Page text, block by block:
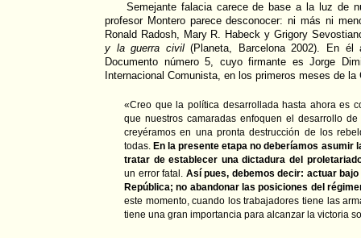
Semejante falacia carece de base a la luz de
profesor Montero parece desconocer: ni más ni
Ronald Radosh, Mary R. Habeck y Grigory
y la guerra civil(Planeta, Barcelona 2002). En él
Documento número 5, cuyo firmante es Jorge
Internacional Comunista, en los primeros meses de la
«Creo que la política desarrollada hasta ahora es
que nuestros camaradas enfoquen el desarrollo
creyéramos en una pronta destrucción de los
todas. En la presente etapa no deberíamos asumir
tratar de establecer una dictadura del
un error fatal. Así pues, debemos decir: actuar
República; no abandonar las posiciones del
este momento, cuando los trabajadores tiene las
tiene una gran importancia para alcanzar la victoria